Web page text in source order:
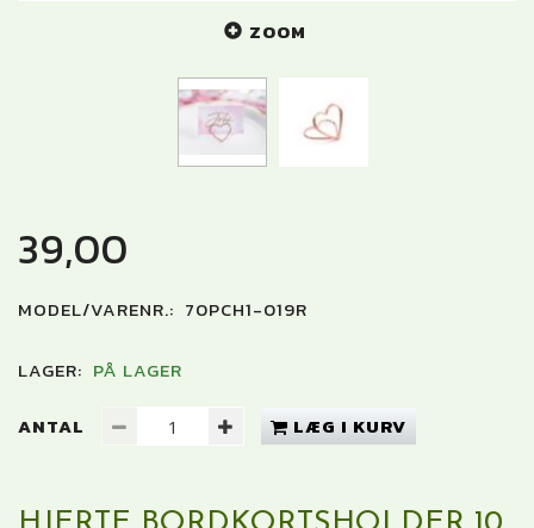
ZOOM
39,00
MODEL/VARENR.: 70PCH1-019R
LAGER: PÅ LAGER
ANTAL LÆG I KURV